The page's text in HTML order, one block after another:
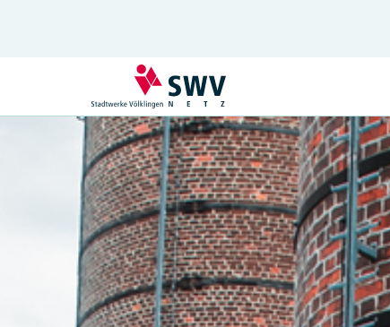
Planen & Anmelden
Hausanschluss
Wärmepumpe und Klimageräte
Informationen zu §14a
Modulwechsel §14a Anlage
Elektromobilität
Baustrom und Bauwasser